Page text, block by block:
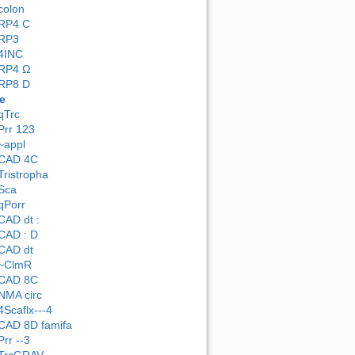
C
Ω
D
123
4C
dt :
: D
dt
8C
circ
4
8D famifa
--3